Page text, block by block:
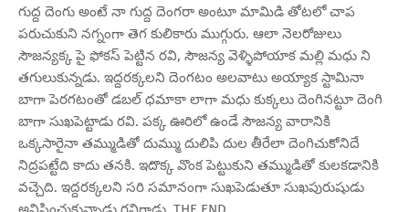
గుద్ద దెంగు అంటే నా గుద్ద దెంగరా అంటూ మామిడి తోటలో చాప
పరుచుకుని నగ్నంగా తెగ కులికారు ముగ్గురు. ఆలా నెలరోజులు
సౌజన్యక్క పై ఫోకస్ పెట్టిన రవి, సౌజన్య వెళ్ళిపోయాక మల్లి మధు ని
తగులుకున్నడు. ఇద్దరక్కలని దెంగటం అలవాటు అయ్యాక స్టామినా
బాగా పెరగటంతో డబల్ ధమాకా లాగా మధు కుక్కలు దెంగినట్టూ దెంగి
బాగా సుఖపెట్టాడు రవి. పక్క ఊరిలో ఉండే సౌజన్య వారానికి
ఒక్కసారైనా తమ్ముడితో దుమ్ము దులిపి దుల తీరేలా దెంగిచుకోనిదే
నిద్రపట్టేది కాదు తనకి. ఇదొక్క వొంక పెట్టుకుని తమ్ముడితో కులకడానికి
వచ్చెది. ఇద్దరక్కలని సరి సమానంగా సుఖపెడుతూ సుఖపురుషుడు